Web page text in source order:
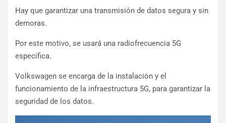
Hay que garantizar una transmisión de datos segura y sin
demoras.
Por este motivo, se usará una radiofrecuencia 5G
específica.
Volkswagen se encarga de la instalación y el
funcionamiento de la infraestructura 5G, para garantizar la
seguridad de los datos.